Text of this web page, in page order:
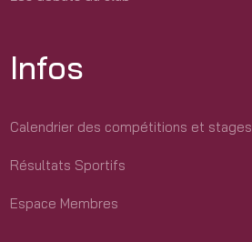
Infos
Calendrier des compétitions et stages
Résultats Sportifs
Espace Membres